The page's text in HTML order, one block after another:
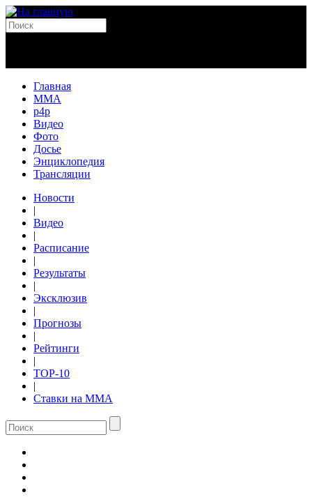
Главная
MMA
p4p
Видео
Фото
Досье
Энциклопедия
Трансляции
Новости
|
Видео
|
Расписание
|
Результаты
|
Эксклюзив
|
Прогнозы
|
Рейтинги
|
TOP-10
|
Ставки на ММА